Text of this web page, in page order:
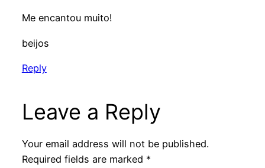
Me encantou muito!
beijos
Reply
Leave a Reply
Your email address will not be published.
Required fields are marked *